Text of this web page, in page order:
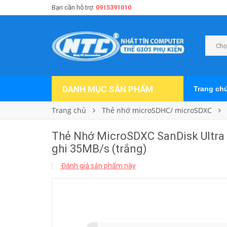
Bạn cần hỗ trợ: 0915391010
DANH MỤC SẢN PHẨM Trang
Trang chủ Thẻ nhớ microSDHC/ microSDXC
Thẻ Nhớ MicroSDXC SanDisk
ghi 35MB/s (trắng)
Đánh giá sản phẩm này